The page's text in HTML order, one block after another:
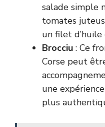
salade simple
tomates
un filet d’huile
Brocciu : Ce
Corse peut
une
plus